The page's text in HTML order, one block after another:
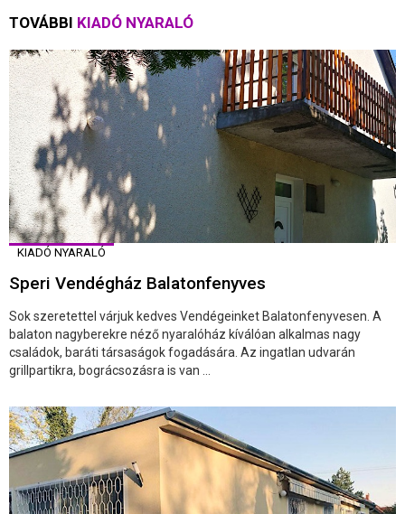
TOVÁBBI KIADÓ NYARALÓ
KIADÓ NYARALÓ
Speri Vendégház Balatonfenyves
Sok szeretettel várjuk kedves Vendégeinket Balatonfenyvesen. A
balaton nagyberekre néző nyaralóház kíválóan alkalmas nagy
családok, baráti társaságok fogadására. Az ingatlan udvarán
grillpartikra, bográcsozásra is van ...